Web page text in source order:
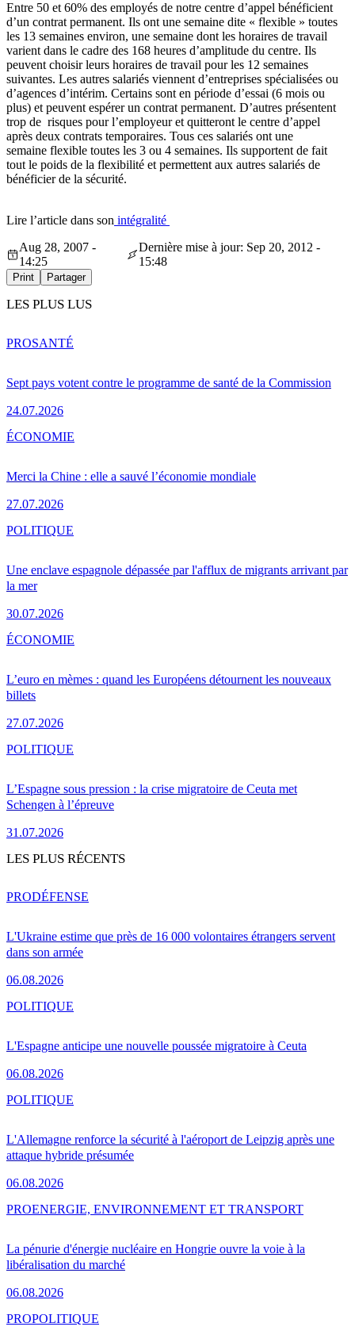
Entre 50 et 60% des employés de notre centre d’appel bénéficient
d’un contrat permanent. Ils ont une semaine dite « flexible » toutes
les 13 semaines environ, une semaine dont les horaires de travail
varient dans le cadre des 168 heures d’amplitude du centre. Ils
peuvent choisir leurs horaires de travail pour les 12 semaines
suivantes. Les autres salariés viennent d’entreprises spécialisées ou
d’agences d’intérim. Certains sont en période d’essai (6 mois ou
plus) et peuvent espérer un contrat permanent. D’autres présentent
trop de risques pour l’employeur et quitteront le centre d’appel
après deux contrats temporaires. Tous ces salariés ont une
semaine flexible toutes les 3 ou 4 semaines. Ils supportent de fait
tout le poids de la flexibilité et permettent aux autres salariés de
bénéficier de la sécurité.
Lire l’article dans son intégralité
Aug 28, 2007 -
14:25
Dernière mise à jour: Sep 20, 2012 -
15:48
Print Partager
LES PLUS LUS
Sept pays votent contre le programme de santé de la Commission
24.07.2026
PROSANTÉ
Merci la Chine : elle a sauvé l’économie mondiale
27.07.2026
ÉCONOMIE
Une enclave espagnole dépassée par l'afflux de migrants arrivant par
la mer
30.07.2026
POLITIQUE
L’euro en mèmes : quand les Européens détournent les nouveaux
billets
27.07.2026
ÉCONOMIE
L’Espagne sous pression : la crise migratoire de Ceuta met
Schengen à l’épreuve
31.07.2026
POLITIQUE
LES PLUS RÉCENTS
L'Ukraine estime que près de 16 000 volontaires étrangers servent
dans son armée
06.08.2026
PRODÉFENSE
L'Espagne anticipe une nouvelle poussée migratoire à Ceuta
06.08.2026
POLITIQUE
L'Allemagne renforce la sécurité à l'aéroport de Leipzig après une
attaque hybride présumée
06.08.2026
POLITIQUE
La pénurie d'énergie nucléaire en Hongrie ouvre la voie à la
libéralisation du marché
06.08.2026
PROENERGIE, ENVIRONNEMENT ET TRANSPORT
PROPOLITIQUE